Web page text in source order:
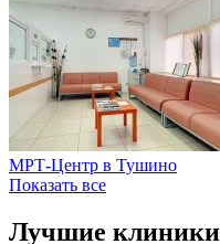
МРТ-Центр в Тушино
Показать все
Лучшие клиники